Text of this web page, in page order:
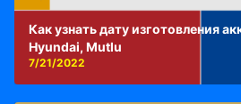
Как узнать дату изготовления
Hyundai, Mutlu
7/21/2022